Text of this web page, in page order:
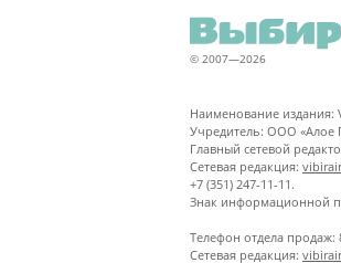
© 2007—2026
Наименование издания:
Учредитель: ООО «Алое
Главный сетевой
Сетевая редакция:
+7 (351) 247-11-11.
Знак информационной
Телефон отдела продаж:
Сетевая редакция: